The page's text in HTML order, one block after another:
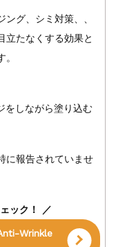
グ、シミ対策、、
立たなくする効果と
をしながら塗り込む
に報告されていませ
ック！ ／
Wrinkle